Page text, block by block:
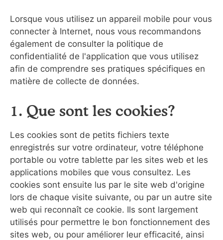
Lorsque vous utilisez un appareil mobile pour vous
connecter à Internet, nous vous recommandons
également de consulter la politique de
confidentialité de l'application que vous utilisez
afin de comprendre ses pratiques spécifiques en
matière de collecte de données.
1. Que sont les cookies?
Les cookies sont de petits fichiers texte
enregistrés sur votre ordinateur, votre téléphone
portable ou votre tablette par les sites web et les
applications mobiles que vous consultez. Les
cookies sont ensuite lus par le site web d'origine
lors de chaque visite suivante, ou par un autre site
web qui reconnaît ce cookie. Ils sont largement
utilisés pour permettre le bon fonctionnement des
sites web, ou pour améliorer leur efficacité, ainsi